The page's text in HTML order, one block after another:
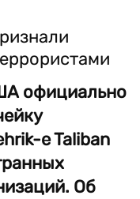
официально
e Taliban
Об